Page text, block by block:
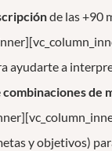
de las +90
ayudarte a
combinaciones de
y objetivos)